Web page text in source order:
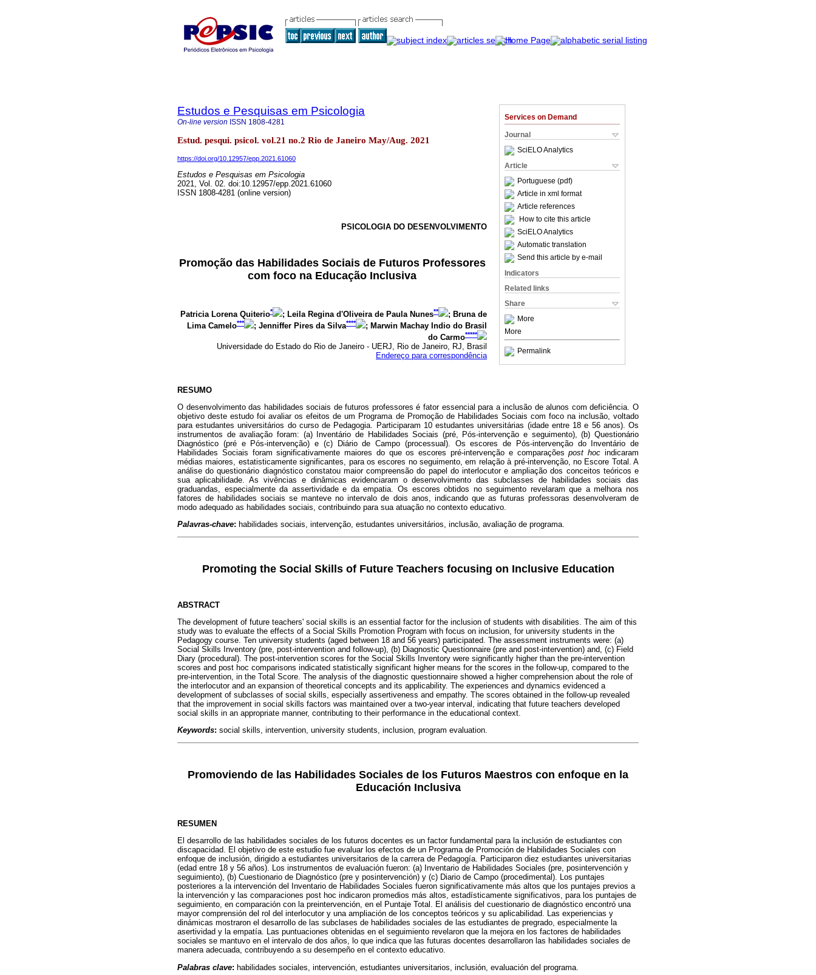
Services on Demand
Journal
SciELO Analytics
Article
Portuguese (pdf)
Article in xml format
Article references
How to cite this article
SciELO Analytics
Automatic translation
Send this article by e-mail
Indicators
Related links
Share
More
More
Permalink
Estudos e Pesquisas em Psicologia
On-line version ISSN 1808-4281
Estud. pesqui. psicol. vol.21 no.2 Rio de Janeiro May/Aug. 2021
https://doi.org/10.12957/epp.2021.61060
Estudos e Pesquisas em Psicologia
2021, Vol. 02. doi:10.12957/epp.2021.61060
ISSN 1808-4281 (online version)
PSICOLOGIA DO DESENVOLVIMENTO
Promoção das Habilidades Sociais de Futuros Professores
com foco na Educação Inclusiva
Patricia Lorena Quiterio* ; Leila Regina d'Oliveira de Paula Nunes**
; Bruna de
Lima Camelo*** ; Jenniffer Pires da Silva****
; Marwin Machay Indio do Brasil
do Carmo*****
Universidade do Estado do Rio de Janeiro - UERJ, Rio de Janeiro, RJ, Brasil
Endereço para correspondência
RESUMO
O desenvolvimento das habilidades sociais de futuros professores é fator essencial para a inclusão de alunos com deficiência. O
objetivo deste estudo foi avaliar os efeitos de um Programa de Promoção de Habilidades Sociais com foco na inclusão, voltado
para estudantes universitários do curso de Pedagogia. Participaram 10 estudantes universitárias (idade entre 18 e 56 anos). Os
instrumentos de avaliação foram: (a) Inventário de Habilidades Sociais (pré, Pós-intervenção e seguimento), (b) Questionário
Diagnóstico (pré e Pós-intervenção) e (c) Diário de Campo (processual). Os escores de Pós-intervenção do Inventário de
Habilidades Sociais foram significativamente maiores do que os escores pré-intervenção e comparaçõespost hoc indicaram
médias maiores, estatisticamente significantes, para os escores no seguimento, em relação à pré-intervenção, no Escore Total. A
análise do questionário diagnóstico constatou maior compreensão do papel do interlocutor e ampliação dos conceitos teóricos e
sua aplicabilidade. As vivências e dinâmicas evidenciaram o desenvolvimento das subclasses de habilidades sociais das
graduandas, especialmente da assertividade e da empatia. Os escores obtidos no seguimento revelaram que a melhora nos
fatores de habilidades sociais se manteve no intervalo de dois anos, indicando que as futuras professoras desenvolveram de
modo adequado as habilidades sociais, contribuindo para sua atuação no contexto educativo.
Palavras-chave: habilidades sociais, intervenção, estudantes universitários, inclusão, avaliação de programa.
Promoting the Social Skills of Future Teachers focusing on Inclusive Education
ABSTRACT
The development of future teachers' social skills is an essential factor for the inclusion of students with disabilities. The aim of this
study was to evaluate the effects of a Social Skills Promotion Program with focus on inclusion, for university students in the
Pedagogy course. Ten university students (aged between 18 and 56 years) participated. The assessment instruments were: (a)
Social Skills Inventory (pre, post-intervention and follow-up), (b) Diagnostic Questionnaire (pre and post-intervention) and, (c) Field
Diary (procedural). The post-intervention scores for the Social Skills Inventory were significantly higher than the pre-intervention
scores and post hoc comparisons indicated statistically significant higher means for the scores in the follow-up, compared to the
pre-intervention, in the Total Score. The analysis of the diagnostic questionnaire showed a higher comprehension about the role of
the interlocutor and an expansion of theoretical concepts and its applicability. The experiences and dynamics evidenced a
development of subclasses of social skills, especially assertiveness and empathy. The scores obtained in the follow-up revealed
that the improvement in social skills factors was maintained over a two-year interval, indicating that future teachers developed
social skills in an appropriate manner, contributing to their performance in the educational context.
Keywords: social skills, intervention, university students, inclusion, program evaluation.
Promoviendo de las Habilidades Sociales de los Futuros Maestros con enfoque en la
Educación Inclusiva
RESUMEN
El desarrollo de las habilidades sociales de los futuros docentes es un factor fundamental para la inclusión de estudiantes con
discapacidad. El objetivo de este estudio fue evaluar los efectos de un Programa de Promoción de Habilidades Sociales con
enfoque de inclusión, dirigido a estudiantes universitarios de la carrera de Pedagogía. Participaron diez estudiantes universitarias
(edad entre 18 y 56 años). Los instrumentos de evaluación fueron: (a) Inventario de Habilidades Sociales (pre, posintervención y
seguimiento), (b) Cuestionario de Diagnóstico (pre y posintervención) y (c) Diario de Campo (procedimental). Los puntajes
posteriores a la intervención del Inventario de Habilidades Sociales fueron significativamente más altos que los puntajes previos a
la intervención y las comparaciones post hoc indicaron promedios más altos, estadísticamente significativos, para los puntajes de
seguimiento, en comparación con la preintervención, en el Puntaje Total. El análisis del cuestionario de diagnóstico encontró una
mayor comprensión del rol del interlocutor y una ampliación de los conceptos teóricos y su aplicabilidad. Las experiencias y
dinámicas mostraron el desarrollo de las subclases de habilidades sociales de las estudiantes de pregrado, especialmente la
asertividad y la empatía. Las puntuaciones obtenidas en el seguimiento revelaron que la mejora en los factores de habilidades
sociales se mantuvo en el intervalo de dos años, lo que indica que las futuras docentes desarrollaron las habilidades sociales de
manera adecuada, contribuyendo a su desempeño en el contexto educativo.
Palabras clave: habilidades sociales, intervención, estudiantes universitarios, inclusión, evaluación del programa.